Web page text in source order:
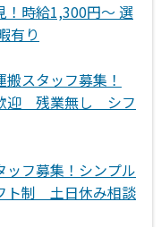
！時給1,300円～ 選
有り
スタッフ募集！
迎 残業無し シフ
ッフ募集！シンプル
制 土日休み相談